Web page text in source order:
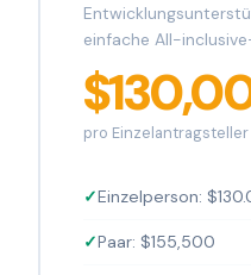
einfache All-
pro Einzelantragsteller
Einzelperson:
Paar: $155,500